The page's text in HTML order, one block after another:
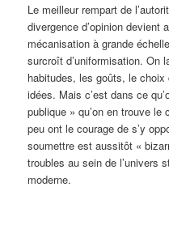
Le meilleur rempart de
divergence d’opinion devient
mécanisation à grande
surcroît d’uniformisation. On
habitudes, les goûts, le
idées. Mais c’est dans ce
publique » qu’on en trouve
peu ont le courage de s’y
soumettre est aussitôt «
troubles au sein de l’univers
moderne.